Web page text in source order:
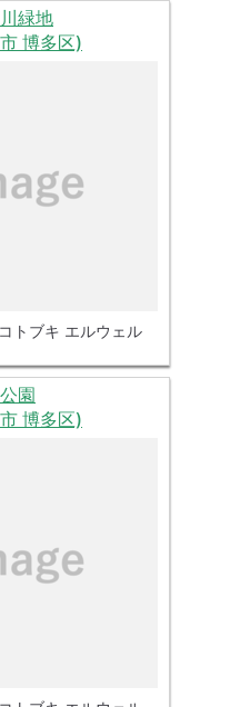
緑地
博多区)
トブキ エルウェル
園
博多区)